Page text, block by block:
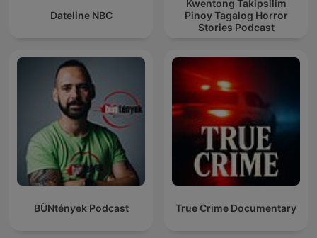
Dateline NBC
Kwentong Takipsilim
Pinoy Tagalog Horror
Stories Podcast
BŰNtények Podcast True Crime Documentary